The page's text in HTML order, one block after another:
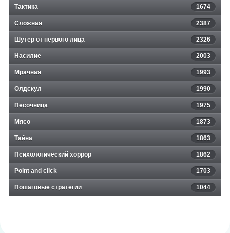
Тактика 1674
Сложная 2387
Шутер от первого лица 2326
Насилие 2003
Мрачная 1993
Олдскул 1990
Песочница 1975
Мясо 1873
Тайна 1863
Психологический хоррор 1862
Point and click 1703
Пошаговые стратегии 1044